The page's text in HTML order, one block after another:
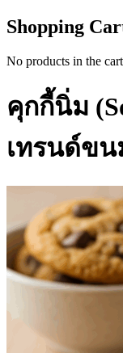
Shopping
No products in the
คุกกี้นิ่ม
เทรนด์ขน